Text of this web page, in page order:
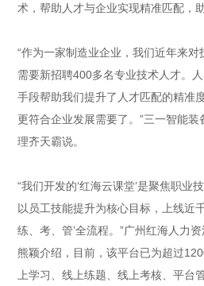
术，帮助人才与企业实现精准匹配，
“作为一家制造业企业，我们近年来
需要新招聘400多名专业技术人才。
手段帮助我们提升了人才匹配的精准
更符合企业发展需要了。”三一智能
理齐天霸说。
“我们开发的‘红海云课堂’是聚焦职业
以员工技能提升为核心目标，上线近
练、考、管’全流程。”广州红海人力
熊颖介绍，目前，该平台已为超过
上学习、线上练题、线上考核、平台